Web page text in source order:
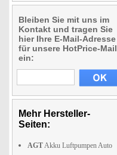
Bleiben Sie mit uns im
Kontakt und tragen Sie
hier Ihre E-Mail-Adresse
für unsere HotPrice-Mail
ein:
Mehr Hersteller-
Seiten:
AGTAkku Luftpumpen Auto